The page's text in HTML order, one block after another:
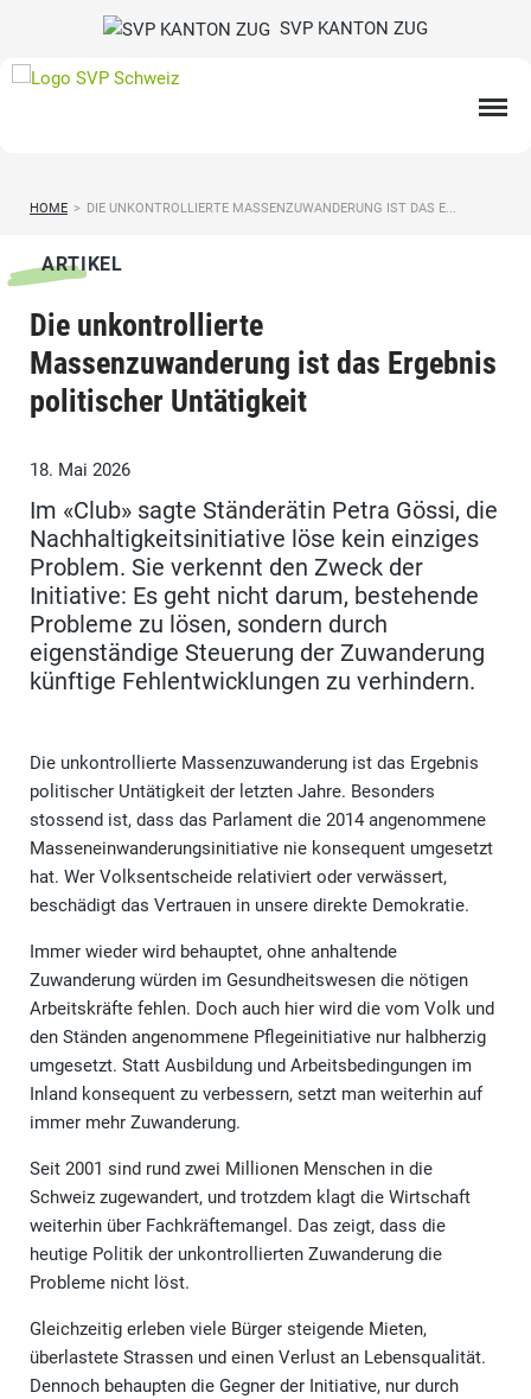
SVP KANTON ZUG
HOME > DIE UNKONTROLLIERTE MASSENZUWANDERUNG IST DAS E...
ARTIKEL
Die unkontrollierte
Massenzuwanderung ist das Ergebnis
politischer Untätigkeit
18. Mai 2026
Im «Club» sagte Ständerätin Petra Gössi, die
Nachhaltigkeitsinitiative löse kein einziges
Problem. Sie verkennt den Zweck der
Initiative: Es geht nicht darum, bestehende
Probleme zu lösen, sondern durch
eigenständige Steuerung der Zuwanderung
künftige Fehlentwicklungen zu verhindern.
Die unkontrollierte Massenzuwanderung ist das Ergebnis
politischer Untätigkeit der letzten Jahre. Besonders
stossend ist, dass das Parlament die 2014 angenommene
Masseneinwanderungsinitiative nie konsequent umgesetzt
hat. Wer Volksentscheide relativiert oder verwässert,
beschädigt das Vertrauen in unsere direkte Demokratie.
Immer wieder wird behauptet, ohne anhaltende
Zuwanderung würden im Gesundheitswesen die nötigen
Arbeitskräfte fehlen. Doch auch hier wird die vom Volk und
den Ständen angenommene Pflegeinitiative nur halbherzig
umgesetzt. Statt Ausbildung und Arbeitsbedingungen im
Inland konsequent zu verbessern, setzt man weiterhin auf
immer mehr Zuwanderung.
Seit 2001 sind rund zwei Millionen Menschen in die
Schweiz zugewandert, und trotzdem klagt die Wirtschaft
weiterhin über Fachkräftemangel. Das zeigt, dass die
heutige Politik der unkontrollierten Zuwanderung die
Probleme nicht löst.
Gleichzeitig erleben viele Bürger steigende Mieten,
überlastete Strassen und einen Verlust an Lebensqualität.
Dennoch behaupten die Gegner der Initiative, nur durch